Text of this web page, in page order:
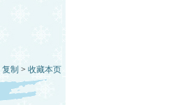
复制 > 收藏本页